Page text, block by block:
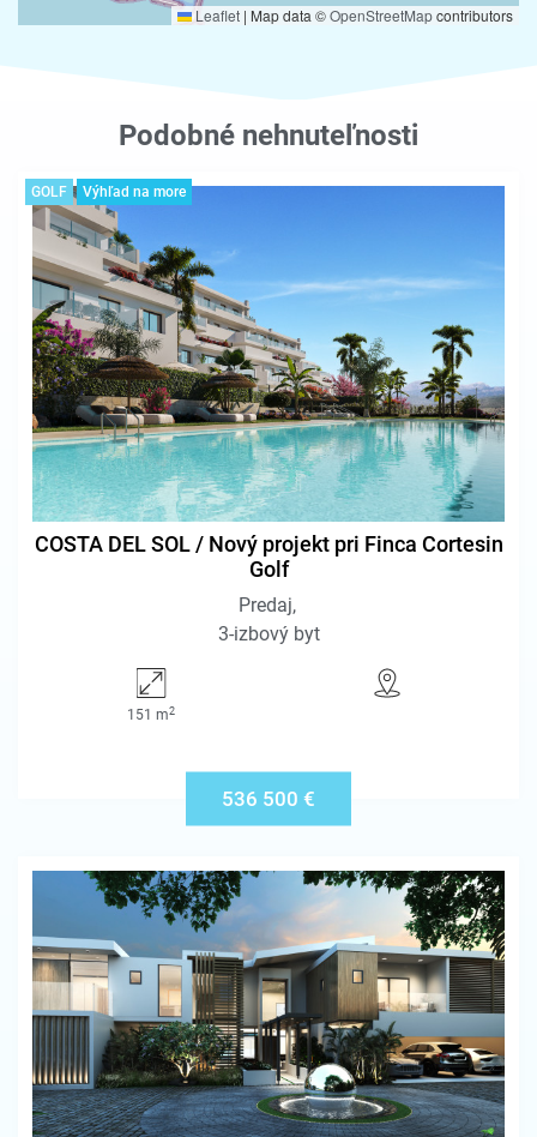
Leaflet | Map data ©OpenStreetMapcontributors
Podobné nehnuteľnosti
GOLF Výhľad na more
COSTA DEL SOL / Nový projekt pri Finca Cortesin
Golf
Predaj
3-izbový byt
151 m2
536 500 €